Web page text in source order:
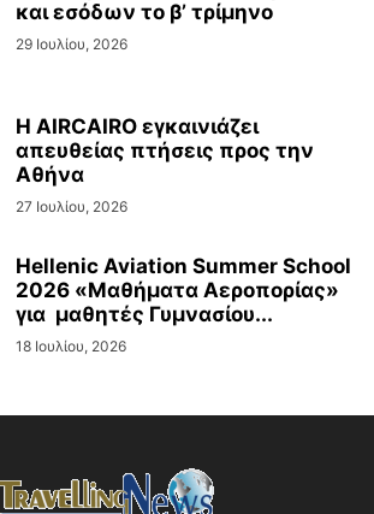
και εσόδων το β’ τρίμηνο
29 Ιουλίου, 2026
Η AIRCAIRO εγκαινιάζει
απευθείας πτήσεις προς την
Αθήνα
27 Ιουλίου, 2026
Hellenic Aviation Summer School
2026 «Μαθήματα Αεροπορίας»
για μαθητές Γυμνασίου...
18 Ιουλίου, 2026